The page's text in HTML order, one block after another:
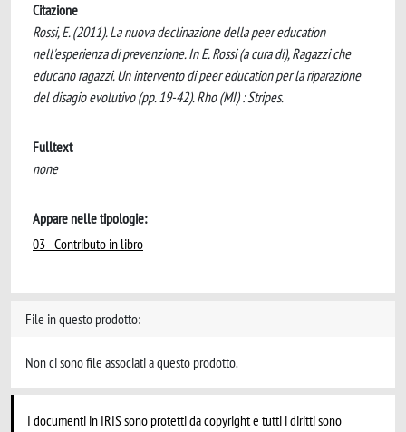
Citazione
Rossi, E. (2011). La nuova declinazione della peer education
nell'esperienza di prevenzione. In E. Rossi (a cura di), Ragazzi che
educano ragazzi. Un intervento di peer education per la riparazione
del disagio evolutivo (pp. 19-42). Rho (MI) : Stripes.
Fulltext
none
Appare nelle tipologie:
03 - Contributo in libro
File in questo prodotto:
Non ci sono file associati a questo prodotto.
I documenti in IRIS sono protetti da copyright e tutti i diritti sono